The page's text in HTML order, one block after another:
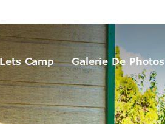
Lets Camp Galerie De Photos